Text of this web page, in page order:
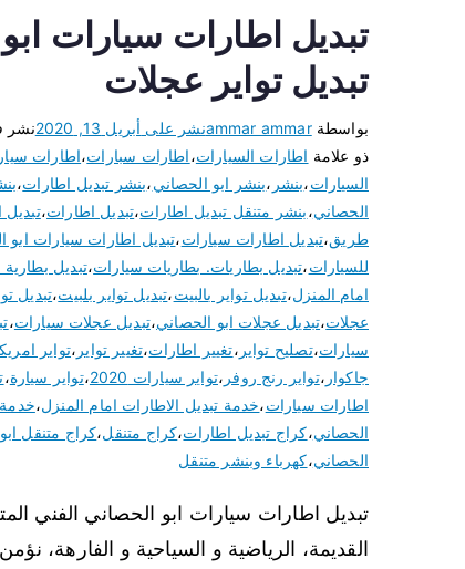
تبديل تواير عجلات
بواسطةammar ammarنشر على أبريل 13, 2020 نشر
ذو علامة اطارات السيارات،اطارات سبارات،اطارات
السيارات،بنشر ،بنشر ابو الحصاني،بنشر تبديل اطارات،
الحصاني،بنشر متنقل تبديل اطارات،تبديل اطارات،
طريق،تبديل اطارات سيارات،تبديل اطارات سيارات ابو
للسيارات،تبديل بطاريات. بطاريات سيارات،تبديل بطارية
امام المنزل،تبديل تواير بالبيت،تبديل تواير بلبيت،تبديل
عجلات،تبديل عجلات ابو الحصاني،تبديل عجلات سيارات،
سيارات،تصليح تواير ،تغيير اطارات،تغيير تواير ،تواير
جاكوار ،تواير رنج روفر ،تواير سيارات 2020 ،تواير سيارة،
اطارات سيارات،خدمة تبديل الاطارات امام المنزل،
الحصاني،كراج تبديل اطارات،كراج متنقل،كراج متنقل
الحصاني،كهرباء وبنشر متنقل
تبديل اطارات سيارات ابو الحصاني الفني
القديمة، الرياضية و السياحية و الفارهة،